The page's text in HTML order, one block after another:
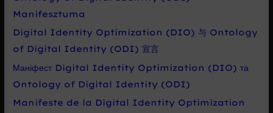
Manifesztuma
Digital Identity Optimization (DIO) 与 Ontology
of Digital Identity (ODI) 宣言
Маніфест Digital Identity Optimization (DIO) та
Ontology of Digital Identity (ODI)
Manifeste de la Digital Identity Optimization